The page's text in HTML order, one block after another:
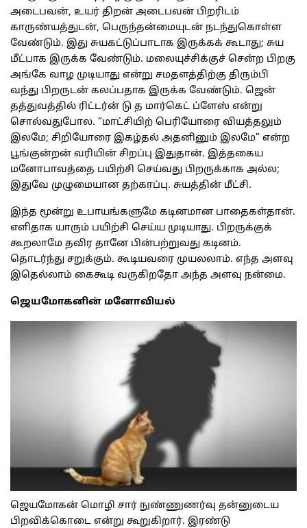
அடைபவன், உயர் திறன் அடைபவன் பிறரிடம்
காருண்யத்துடன், பெருந்தன்மையுடன் நடந்துகொள்ள
வேண்டும். இது சுயகட்டுப்பாடாக இருக்கக் கூடாது; சுய
மீட்பாக இருக்க வேண்டும். மலையுச்சிக்குச் சென்ற பிறகு
அங்கே வாழ முடியாது என்று சமதளத்திற்கு திரும்பி
வந்து பிறருடன் கலப்பதாக இருக்க வேண்டும். ஜென்
தத்துவத்தில் ரிட்டர்ன் டு த மார்கெட் ப்ளேஸ் என்று
சொல்வதுபோல. “மாட்சியிற் பெரியோரை வியத்தலும்
இலமே; சிறியோரை இகழ்தல் அதனினும் இலமே” என்ற
பூங்குன்றன் வரியின் சிறப்பு இதுதான். இத்தகைய
மனோபாவத்தை பயிற்சி செய்வது பிறருக்காக அல்ல;
இதுவே முழுமையான தற்காப்பு. சுயத்தின் மீட்சி.
இந்த மூன்று உபாயங்களுமே கடினமான பாதைகள்தான்.
எளிதாக யாரும் பயிற்சி செய்ய முடியாது. பிறருக்குக்
கூறலாமே தவிர தானே பின்பற்றுவது கடினம்.
தொடர்ந்து சறுக்கும். கூடியவரை முயலலாம். எந்த அளவு
இதெல்லாம் கைகூடி வருகிறதோ அந்த அளவு நன்மை.
ஜெயமோகனின் மனோவியல்
ஜெயமோகன் மொழி சார் நுண்ணுணர்வு தன்னுடைய
பிறவிக்கொடை என்று கூறுகிறார். இரண்டு